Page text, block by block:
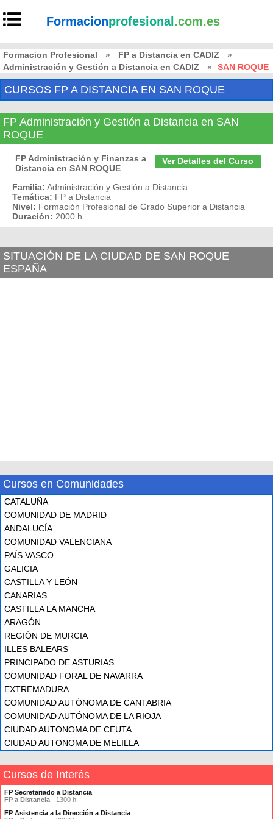
Formacionprofesional .com.es
Formacion Profesional » FP a Distancia en CADIZ
»
Administración y Gestión a Distancia en CADIZ
» SAN ROQUE
CURSOS FP A DISTANCIA EN SAN ROQUE
FP Administración y Gestión a Distancia en SAN
ROQUE
Ver Detalles del Curso
FP Administración y Finanzas a
Distancia en SAN ROQUE
Familia: Administración y Gestión a Distancia
Temática: FP a Distancia
Nivel: Formación Profesional de Grado Superior a Distancia
Duración: 2000 h.
SITUACIÓN DE LA CIUDAD DE SAN ROQUE
ESPAÑA
Cursos en Comunidades
CATALUÑA
COMUNIDAD DE MADRID
ANDALUCÍA
COMUNIDAD VALENCIANA
PAÍS VASCO
GALICIA
CASTILLA Y LEÓN
CANARIAS
CASTILLA LA MANCHA
ARAGÓN
REGIÓN DE MURCIA
ILLES BALEARS
PRINCIPADO DE ASTURIAS
COMUNIDAD FORAL DE NAVARRA
EXTREMADURA
COMUNIDAD AUTÓNOMA DE CANTABRIA
COMUNIDAD AUTÓNOMA DE LA RIOJA
CIUDAD AUTONOMA DE CEUTA
CIUDAD AUTONOMA DE MELILLA
Cursos de Interés
FP Secretariado a Distancia
FP a Distancia - 1300 h.
FP Asistencia a la Dirección a Distancia